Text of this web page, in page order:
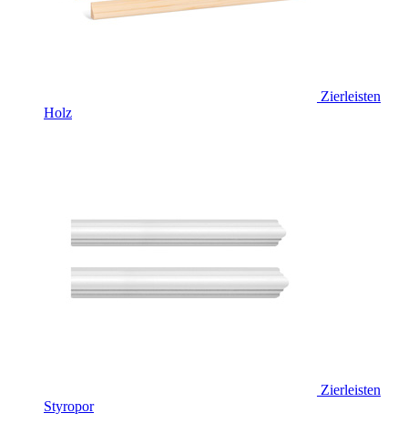
Zierleisten
Holz
Zierleisten
Styropor